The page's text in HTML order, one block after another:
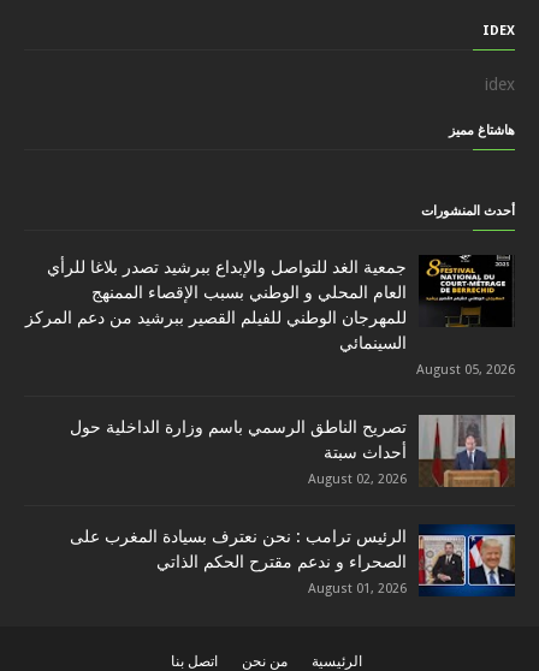
IDEX
idex
هاشتاغ مميز
أحدث المنشورات
جمعية الغد للتواصل والإبداع ببرشيد تصدر بلاغا للرأي
العام المحلي و الوطني بسبب الإقصاء الممنهج
للمهرجان الوطني للفيلم القصير ببرشيد من دعم المركز
السينمائي
August 05, 2026
تصريح الناطق الرسمي باسم وزارة الداخلية حول
أحداث سبتة
August 02, 2026
الرئيس ترامب : نحن نعترف بسيادة المغرب على
الصحراء و ندعم مقترح الحكم الذاتي
August 01, 2026
الرئيسية من نحن اتصل بنا